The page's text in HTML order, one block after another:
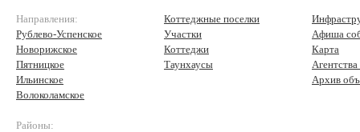
Направления:
Рублево-Успенское
Новорижское
Пятницкое
Ильинское
Волоколамское
Районы:
Коттеджные поселки
Участки
Коттеджи
Таунхаусы
Афиша
Карта
Архив